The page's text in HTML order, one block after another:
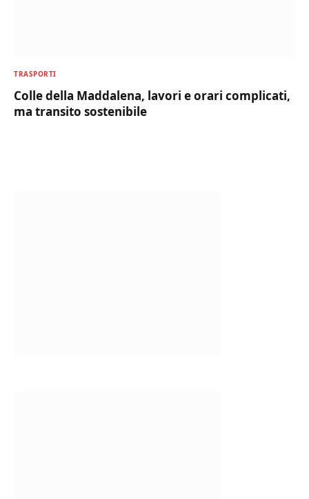
TRASPORTI
Colle della Maddalena, lavori e orari complicati,
ma transito sostenibile